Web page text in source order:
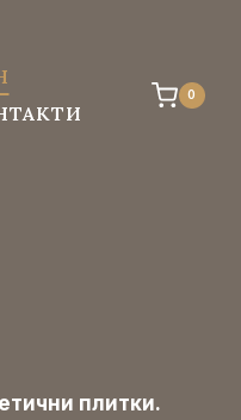
0
плитки.